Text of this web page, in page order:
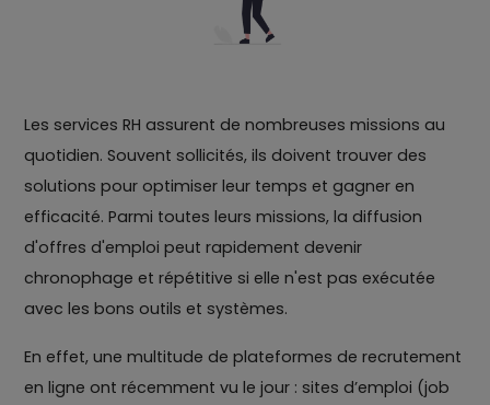
Les services RH assurent de nombreuses missions au
quotidien. Souvent sollicités, ils doivent trouver des
solutions pour optimiser leur temps et gagner en
efficacité. Parmi toutes leurs missions, la diffusion
d'offres d'emploi peut rapidement devenir
chronophage et répétitive si elle n'est pas exécutée
avec les bons outils et systèmes.
En effet, une multitude de plateformes de recrutement
en ligne ont récemment vu le jour : sites d’emploi (job